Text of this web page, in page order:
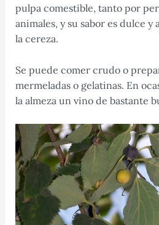
pulpa comestible, tanto por
animales, y su sabor es dulce y
la cereza.
Se puede comer crudo o
mermeladas o gelatinas. En
la almeza un vino de bastante